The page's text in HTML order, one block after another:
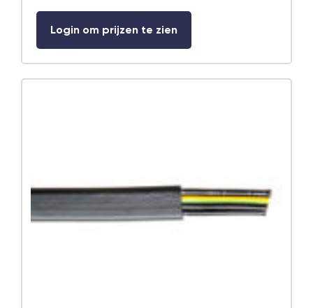
Login om prijzen te zien